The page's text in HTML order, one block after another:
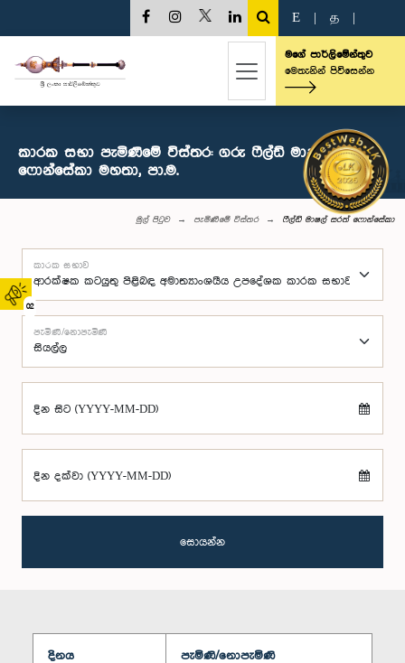
02
E த
මගේ පාර්ලිමේන්තුව
මෙතැනින් පිවිසෙන්න
කාරක සභා පැමිණීමේ විස්තර: ගරු ෆීල්ඩ් මාෂල් සරත්
ෆොන්සේකා මහතා, පා.ම.
මුල් පිටුව පැමිණීමේ විස්තර ෆීල්ඩ් මාෂල් සරත් ෆොන්සේකා
කාරක සභාව
පැමිණි/නොපැමිණි
දින සිට (YYYY-MM-DD)
දින දක්වා (YYYY-MM-DD)
සොයන්න
දිනය පැමිණි/නොපැමිණි